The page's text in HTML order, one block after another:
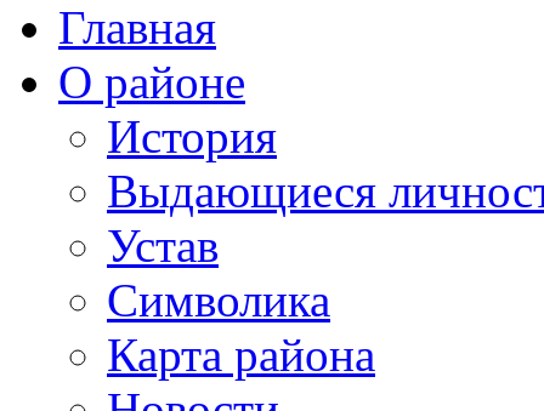
Главная
О районе
История
Выдающиеся
Устав
Символика
Карта района